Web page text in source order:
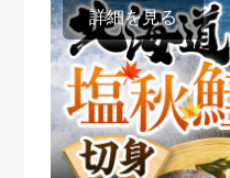
詳細を見る